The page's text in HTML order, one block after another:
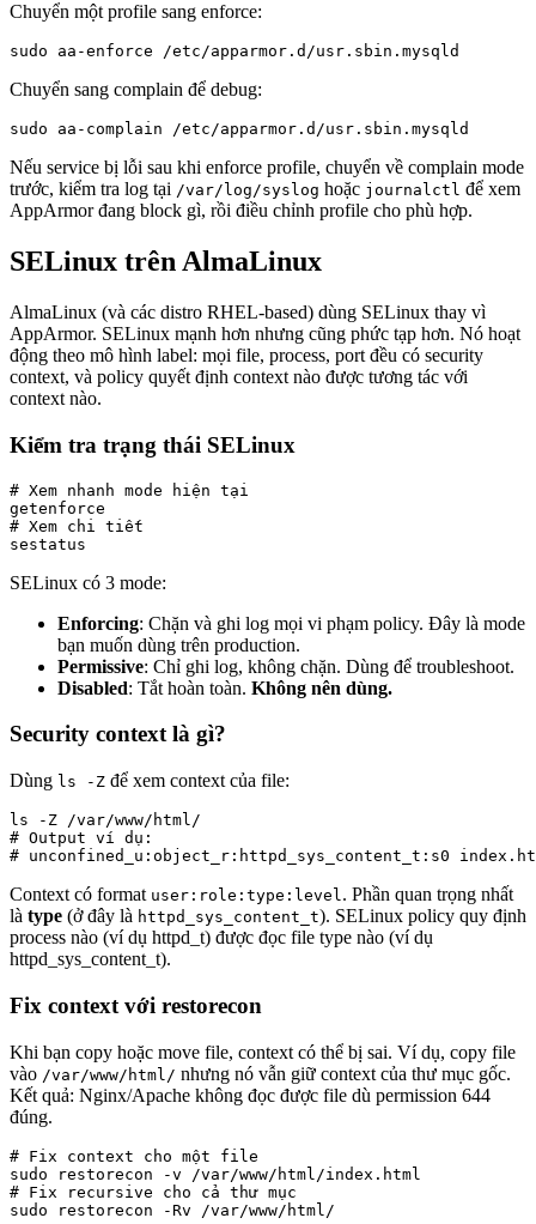
Chuyển một profile sang enforce:
sudo aa-enforce /etc/apparmor.d/usr.sbin.mysqld
Chuyển sang complain để debug:
sudo aa-complain /etc/apparmor.d/usr.sbin.mysqld
Nếu service bị lỗi sau khi enforce profile, chuyển về complain mode
trước, kiểm tra log tại /var/log/syslog hoặc journalctl để xem
AppArmor đang block gì, rồi điều chỉnh profile cho phù hợp.
SELinux trên AlmaLinux
AlmaLinux (và các distro RHEL-based) dùng SELinux thay vì
AppArmor. SELinux mạnh hơn nhưng cũng phức tạp hơn. Nó hoạt
động theo mô hình label: mọi file, process, port đều có security
context, và policy quyết định context nào được tương tác với
context nào.
Kiểm tra trạng thái SELinux
# Xem nhanh mode hiện tại
getenforce
# Xem chi tiết
sestatus
SELinux có 3 mode:
Enforcing: Chặn và ghi log mọi vi phạm policy. Đây là mode
bạn muốn dùng trên production.
Permissive: Chỉ ghi log, không chặn. Dùng để troubleshoot.
Disabled: Tắt hoàn toàn. Không nên dùng.
Security context là gì?
Dùng ls -Z để xem context của file:
ls -Z /var/www/html/
# Output ví dụ:
# unconfined_u:object_r:httpd_sys_content_t:s0
Context có format user:role:type:level. Phần quan trọng nhất
là type (ở đây là httpd_sys_content_t). SELinux policy quy định
process nào (ví dụ httpd_t) được đọc file type nào (ví dụ
httpd_sys_content_t).
Fix context với restorecon
Khi bạn copy hoặc move file, context có thể bị sai. Ví dụ, copy file
vào /var/www/html/ nhưng nó vẫn giữ context của thư mục gốc.
Kết quả: Nginx/Apache không đọc được file dù permission 644
đúng.
# Fix context cho một file
sudo restorecon -v /var/www/html/index.html
# Fix recursive cho cả thư mục
sudo restorecon -Rv /var/www/html/